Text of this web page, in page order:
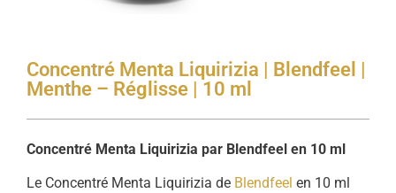
Concentré Menta Liquirizia | Blendfeel |
Menthe – Réglisse | 10 ml
Concentré Menta Liquirizia par Blendfeel en 10 ml
Le Concentré Menta Liquirizia de Blendfeel en 10 ml